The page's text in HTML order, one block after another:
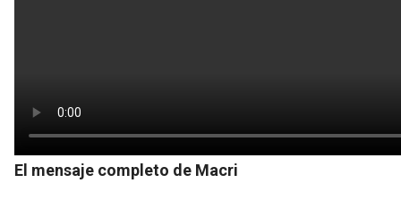
El mensaje completo de Macri